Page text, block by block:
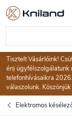
Ugrás
tartalomhoz
Tisztelt Vásárlóink!
én) ügyfélszolgálatunk
telefonhívásaikra
válaszolunk.
Elektromos